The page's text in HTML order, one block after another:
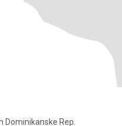
Dominikanske Rep.